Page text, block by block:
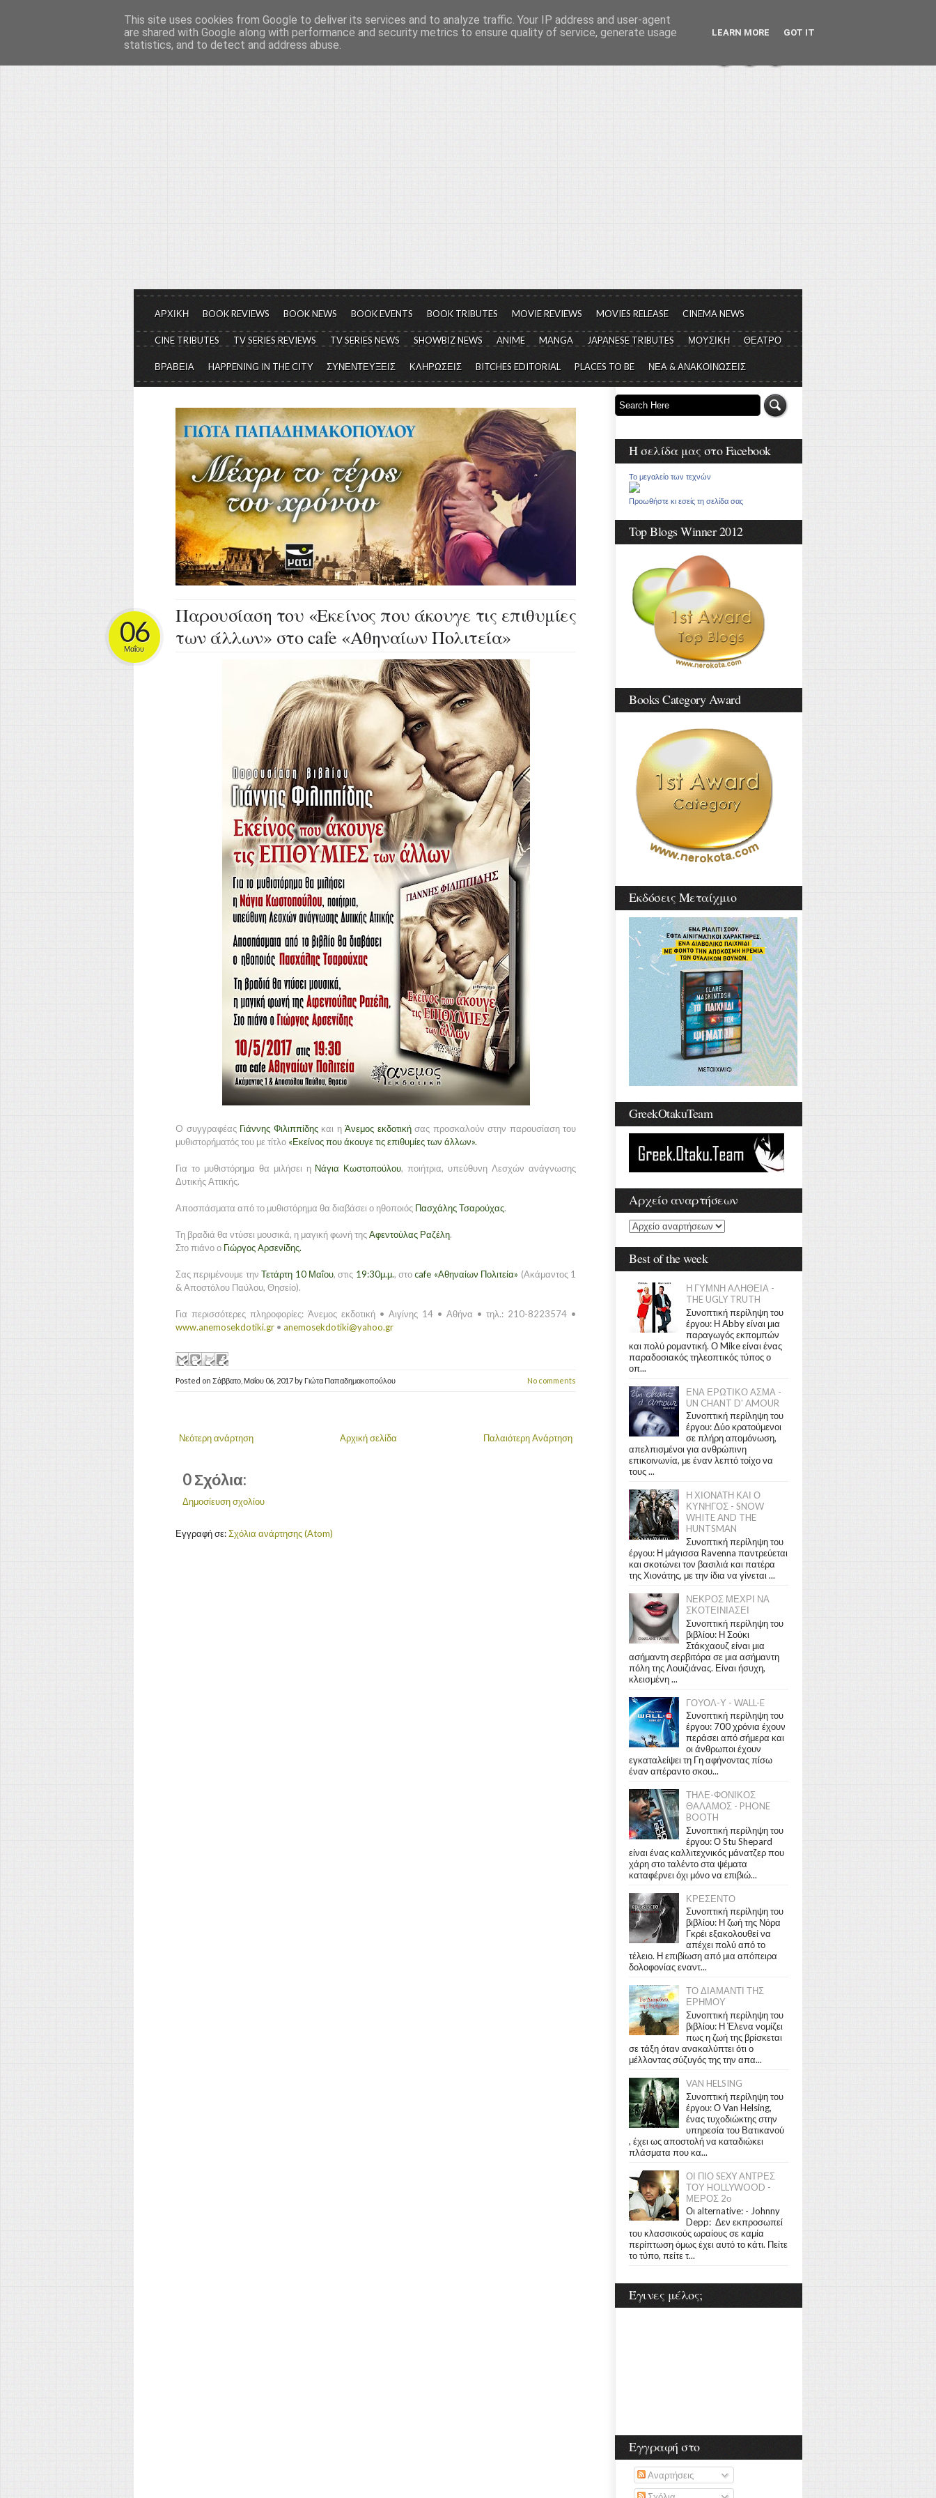
Το μεγαλείο των Τεχνών...
Είμαστε πάντα εδώ για να μιλάμε για τον πολιτισμό, σε κάθε του μορφή και έκταση...
ΑΡΧΙΚΗ BOOK REVIEWS BOOK NEWS BOOK EVENTS BOOK TRIBUTES MOVIE REVIEWS MOVIES RELEASE CINEMA NEWS
CINE TRIBUTES TV SERIES REVIEWS TV SERIES NEWS SHOWBIZ NEWS ANIME MANGA JAPANESE TRIBUTES ΜΟΥΣΙΚΗ ΘΕΑΤΡΟ
ΒΡΑΒΕΙΑ HAPPENING IN THE CITY ΣΥΝΕΝΤΕΥΞΕΙΣ ΚΛΗΡΩΣΕΙΣ BITCHES EDITORIAL PLACES TO BE ΝΕΑ & ΑΝΑΚΟΙΝΩΣΕΙΣ
Παρουσίαση του «Εκείνος που άκουγε τις επιθυμίες
των άλλων» στο cafe «Αθηναίων Πολιτεία»
06
Μαΐου
O συγγραφέας Γιάννης Φιλιππίδης και ηΆνεμος εκδοτική σας προσκαλούν στην παρουσίαση του
μυθιστορήματός του με τίτλο «Εκείνος που άκουγε τις επιθυμίες των άλλων».
Για το μυθιστόρημα θα μιλήσει η Νάγια Κωστοπούλου, ποιήτρια, υπεύθυνη Λεσχών ανάγνωσης
Δυτικής Αττικής.
Αποσπάσματα από το μυθιστόρημα θα διαβάσει ο ηθοποιός Πασχάλης Τσαρούχας.
Τη βραδιά θα ντύσει μουσικά, η μαγική φωνή τηςΑφεντούλας Ραζέλη.
Στο πιάνο ο Γιώργος Αρσενίδης.
Σας περιμένουμε τηνΤετάρτη 10 Μαΐου, στις 19:30μ.μ., στοcafe «Αθηναίων Πολιτεία» (Ακάμαντος 1
& Αποστόλου Παύλου, Θησείο).
Για περισσότερες πληροφορίες: Άνεμος εκδοτική • Αιγίνης 14 • Αθήνα • τηλ.: 210-8223574 •
www.anemosekdotiki.gr • anemosekdotiki@yahoo.gr
Posted on Σάββατο, Μαΐου 06, 2017 by Γιώτα Παπαδημακοπούλου No comments
Νεότερη ανάρτηση Παλαιότερη Ανάρτηση
Αρχική σελίδα
0 Σχόλια:
Δημοσίευση σχολίου
Εγγραφή σε:Σχόλια ανάρτησης (Atom)
Η σελίδα μας στο Facebook
Το μεγαλείο των τεχνών
Προωθήστε κι εσείς τη σελίδα σας
Top Blogs Winner 2012
Books Category Award
Εκδόσεις Μεταίχμιο
GreekOtakuTeam
Αρχείο αναρτήσεων
Best of the week
Η ΓΥΜΝΗ ΑΛΗΘΕΙΑ -
THE UGLY TRUTH
Συνοπτική περίληψη του
έργου: Η Abby είναι μια
παραγωγός εκπομπών
και πολύ ρομαντική. Ο Mike είναι ένας
παραδοσιακός τηλεοπτικός τύπος ο
οπ...
ΕΝΑ ΕΡΩΤΙΚΟ ΑΣΜΑ -
UN CHANT D' AMOUR
Συνοπτική περίληψη του
έργου: Δύο κρατούμενοι
σε πλήρη απομόνωση,
απελπισμένοι για ανθρώπινη
επικοινωνία, με έναν λεπτό τοίχο να
τους ...
Η ΧΙΟΝΑΤΗ ΚΑΙ Ο
ΚΥΝΗΓΟΣ - SNOW
WHITE AND THE
HUNTSMAN
Συνοπτική περίληψη του
έργου: Η μάγισσα Ravenna παντρεύεται
και σκοτώνει τον βασιλιά και πατέρα
της Χιονάτης, με την ίδια να γίνεται ...
ΝΕΚΡΟΣ ΜΕΧΡΙ ΝΑ
ΣΚΟΤΕΙΝΙΑΣΕΙ
Συνοπτική περίληψη του
βιβλίου: Η Σούκι
Στάκχαουζ είναι μια
ασήμαντη σερβιτόρα σε μια ασήμαντη
πόλη της Λουιζιάνας. Είναι ήσυχη,
κλεισμένη ...
ΓΟΥΟΛ-Υ - WALL-E
Συνοπτική περίληψη του
έργου: 700 χρόνια έχουν
περάσει από σήμερα και
οι άνθρωποι έχουν
εγκαταλείψει τη Γη αφήνοντας πίσω
έναν απέραντο σκου...
ΤΗΛΕ-ΦΟΝΙΚΟΣ
ΘΑΛΑΜΟΣ - PHONE
BOOTH
Συνοπτική περίληψη του
έργου: Ο Stu Shepard
είναι ένας καλλιτεχνικός μάνατζερ που
χάρη στο ταλέντο στα ψέματα
καταφέρνει όχι μόνο να επιβιώ...
ΚΡΕΣΕΝΤΟ
Συνοπτική περίληψη του
βιβλίου: Η ζωή της Νόρα
Γκρέι εξακολουθεί να
απέχει πολύ από το
τέλειο. Η επιβίωση από μια απόπειρα
δολοφονίας εναντ...
ΤΟ ΔΙΑΜΑΝΤΙ ΤΗΣ
ΕΡΗΜΟΥ
Συνοπτική περίληψη του
βιβλίου: Η Έλενα νομίζει
πως η ζωή της βρίσκεται
σε τάξη όταν ανακαλύπτει ότι ο
μέλλοντας σύζυγός της την απα...
VAN HELSING
Συνοπτική περίληψη του
έργου: Ο Van Helsing,
ένας τυχοδιώκτης στην
υπηρεσία του Βατικανού
, έχει ως αποστολή να καταδιώκει
πλάσματα που κα...
ΟΙ ΠΙΟ SEXY ΑΝΤΡΕΣ
ΤΟΥ HOLLYWOOD -
ΜΕΡΟΣ 2ο
Οι alternative: - Johnny
Depp: Δεν εκπροσωπεί
του κλασσικούς ωραίους σε καμία
περίπτωση όμως έχει αυτό το κάτι. Πείτε
το τύπο, πείτε τ...
Έγινες μέλος;
Εγγραφή στο
Αναρτήσεις
This site uses cookies from Google to deliver its services and to analyze traffic. Your IP address and user-agent
are shared with Google along with performance and security metrics to ensure quality of service, generate usage
statistics, and to detect and address abuse.
LEARN MORE GOT IT